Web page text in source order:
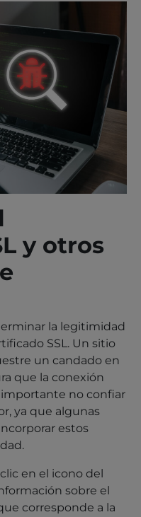
y otros
la legitimidad
SSL. Un sitio
un candado en
que la conexión
importante no confiar
ya que algunas
estos
en el icono del
sobre el
corresponde a la